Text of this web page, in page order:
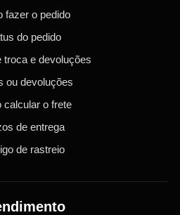
fazer o pedido
do pedido
troca e devoluções
ou devoluções
calcular o frete
de entrega
de rastreio